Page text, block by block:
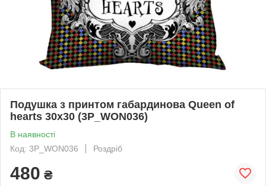
Подушка з принтом габардинова Queen of
hearts 30x30 (3P_WON036)
В наявності
Код: 3P_WON036
Роздріб
480 ₴